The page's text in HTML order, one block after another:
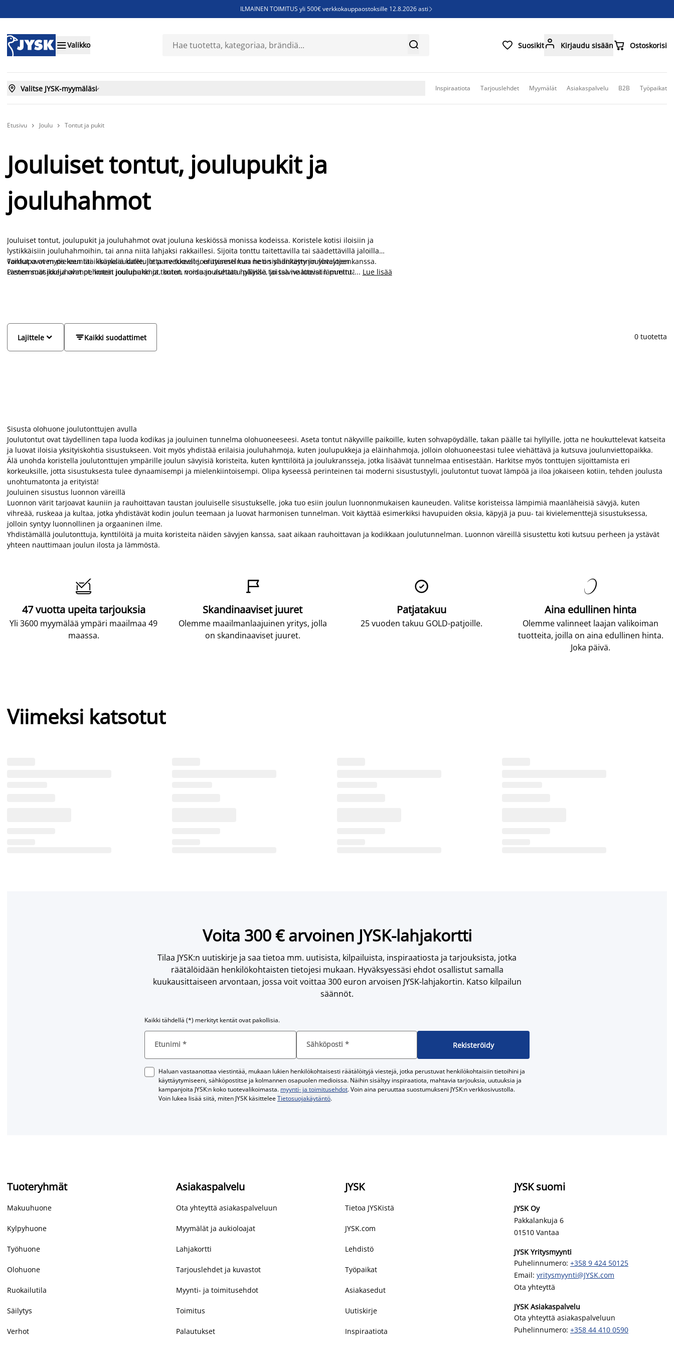
ILMAINEN TOIMITUS yli 500€ verkkokauppaostoksille 12.8.2026 asti 
Sijauspatjoja - Säästä jopa 60%
Valikko   Suosikit Kirjaudu sisään Ostoskorisi
 Valitse JYSK-myymäläsi Inspiraatiota Tarjouslehdet Myymälät Asiakaspalvelu B2B Työpaikat
Etusivu  Joulu  Tontut ja pukit
Jouluiset tontut, joulupukit ja
jouluhahmot
Jouluiset tontut, joulupukit ja jouluhahmot ovat jouluna keskiössä monissa kodeissa. Koristele kotisi iloisiin ja
lystikkäisiin jouluhahmoihin, tai anna niitä lahjaksi rakkaillesi. Sijoita tonttu taitettavilla tai säädettävillä jaloilla
vaikkapa oven pieleen tai ikkunalaudalle, jotta ne tuovat joulutunnelmaa heti sisäänkäynnin yhteyteen.
Pienemmät jouluhahmot, kuten joulupukki ja tontut, voidaan asettaa hyllyille, joissa ne luovat lämmintä ja
Tontut ovat myös kauniita lisäyksiä katetulle parvekkeelle, erityisesti kun ne on yhdistetty jouluvalojen kanssa.
Lasten suosikkeja ovat pehmeät jouluhahmot, kuten norsu jouluhattu päässä tai talvivaatteisiin puettu lumiukko,
... Lue lisää
Kaikki suodattimet

Lajittele 0 tuotetta
Sisusta olohuone joulutonttujen avulla
Joulutontut ovat täydellinen tapa luoda kodikas ja jouluinen tunnelma olohuoneeseesi. Aseta tontut näkyville paikoille, kuten sohvapöydälle, takan päälle tai hyllyille, jotta ne houkuttelevat katseita
ja luovat iloisia yksityiskohtia sisustukseen. Voit myös yhdistää erilaisia jouluhahmoja, kuten joulupukkeja ja eläinhahmoja, jolloin olohuoneestasi tulee viehättävä ja kutsuva joulunviettopaikka.
Älä unohda koristella joulutonttujen ympärille joulun sävyisiä koristeita, kuten kynttilöitä ja joulukransseja, jotka lisäävät tunnelmaa entisestään. Harkitse myös tonttujen sijoittamista eri
korkeuksille, jotta sisustuksesta tulee dynaamisempi ja mielenkiintoisempi. Olipa kyseessä perinteinen tai moderni sisustustyyli, joulutontut tuovat lämpöä ja iloa jokaiseen kotiin, tehden joulusta
unohtumatonta ja erityistä!
Jouluinen sisustus luonnon väreillä
Luonnon värit tarjoavat kauniin ja rauhoittavan taustan jouluiselle sisustukselle, joka tuo esiin joulun luonnonmukaisen kauneuden. Valitse koristeissa lämpimiä maanläheisiä sävyjä, kuten
vihreää, ruskeaa ja kultaa, jotka yhdistävät kodin joulun teemaan ja luovat harmonisen tunnelman. Voit käyttää esimerkiksi havupuiden oksia, käpyjä ja puu- tai kivielementtejä sisustuksessa,
jolloin syntyy luonnollinen ja orgaaninen ilme.
Yhdistämällä joulutonttuja, kynttilöitä ja muita koristeita näiden sävyjen kanssa, saat aikaan rauhoittavan ja kodikkaan joulutunnelman. Luonnon väreillä sisustettu koti kutsuu perheen ja ystävät
yhteen nauttimaan joulun ilosta ja lämmöstä.

47 vuotta upeita tarjouksia
Yli 3600 myymälää ympäri maailmaa 49
maassa.

Skandinaaviset juuret
Olemme maailmanlaajuinen yritys, jolla
on skandinaaviset juuret.

Patjatakuu
25 vuoden takuu GOLD-patjoille.

Aina edullinen hinta
Olemme valinneet laajan valikoiman
tuotteita, joilla on aina edullinen hinta.
Joka päivä.
Viimeksi katsotut
Voita 300 € arvoinen JYSK-lahjakortti
Tilaa JYSK:n uutiskirje ja saa tietoa mm. uutisista, kilpailuista, inspiraatiosta ja tarjouksista, jotka
räätälöidään henkilökohtaisten tietojesi mukaan. Hyväksyessäsi ehdot osallistut samalla
kuukausittaiseen arvontaan, jossa voit voittaa 300 euron arvoisen JYSK-lahjakortin. Katso kilpailun
säännöt.
Kaikki tähdellä (*) merkityt kentät ovat pakollisia.
Etunimi * Sähköposti * Rekisteröidy
Haluan vastaanottaa viestintää, mukaan lukien henkilökohtaisesti räätälöityjä viestejä, jotka perustuvat henkilökohtaisiin tietoihini ja
käyttäytymiseeni, sähköpostitse ja kolmannen osapuolen medioissa. Näihin sisältyy inspiraatiota, mahtavia tarjouksia, uutuuksia ja
kampanjoita JYSK:n koko tuotevalikoimasta. myynti- ja toimitusehdot. Voin aina peruuttaa suostumukseni JYSK:n verkkosivustolla.
Voin lukea lisää siitä, miten JYSK käsitteleeTietosuojakäytäntö.
Tuoteryhmät
Makuuhuone
Kylpyhuone
Työhuone
Olohuone
Ruokailutila
Säilytys
Verhot
Asiakaspalvelu
Ota yhteyttä asiakaspalveluun
Myymälät ja aukioloajat
Lahjakortti
Tarjouslehdet ja kuvastot
Myynti- ja toimitusehdot
Toimitus
Palautukset
JYSK
Tietoa JYSKistä
JYSK.com
Lehdistö
Työpaikat
Asiakasedut
Uutiskirje
Inspiraatiota
JYSK suomi
JYSK Oy
Pakkalankuja 6
01510 Vantaa
JYSK Yritysmyynti
Puhelinnumero: +358 9 424 50125
Email: yritysmyynti@JYSK.com
Ota yhteyttä
JYSK Asiakaspalvelu
Ota yhteyttä asiakaspalveluun
Puhelinnumero: +358 44 410 0590